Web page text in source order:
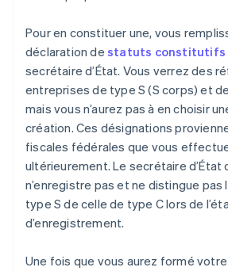
Pour en constituer une, vous
déclaration de statuts constitutifs
secrétaire d’État. Vous verrez des
entreprises de type S (S corps) et
mais vous n’aurez pas à en choisir
création. Ces désignations
fiscales fédérales que vous
ultérieurement. Le secrétaire d’État
n’enregistre pas et ne distingue
type S de celle de type C lors de
d’enregistrement.
Une fois que vous aurez formé